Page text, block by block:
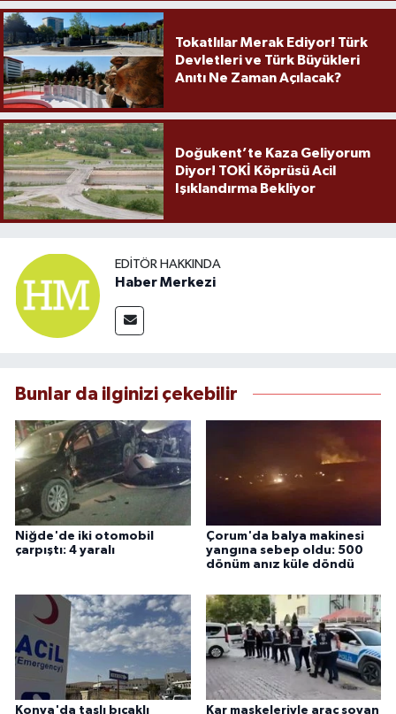
Tokatlılar Merak Ediyor! Türk
Devletleri ve Türk Büyükleri
Anıtı Ne Zaman Açılacak?
Doğukent’te Kaza Geliyorum
Diyor! TOKİ Köprüsü Acil
Işıklandırma Bekliyor
EDITÖR HAKKINDA
Haber Merkezi
Bunlar da ilginizi çekebilir
Niğde'de iki otomobil
çarpıştı: 4 yaralı
Çorum'da balya makinesi
yangına sebep oldu: 500
dönüm anız küle döndü
Konya'da taşlı bıçaklı Kar maskeleriyle araç soyan